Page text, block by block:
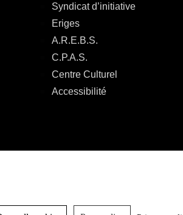
Syndicat d’initiative
Eriges
A.R.E.B.S.
C.P.A.S.
Centre Culturel
Accessibilité